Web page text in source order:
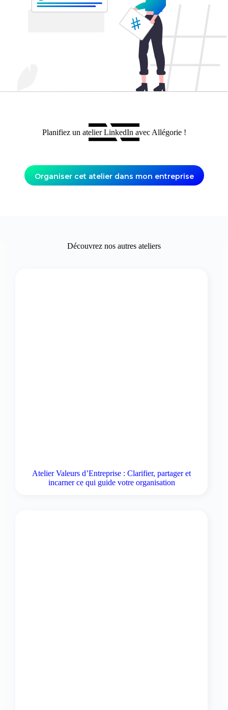
Planifiez un atelier LinkedIn avec Allégorie !
Organiser cet atelier dans mon entreprise
Découvrez nos autres ateliers
Atelier Valeurs d’Entreprise : Clarifier, partager et
incarner ce qui guide votre organisation